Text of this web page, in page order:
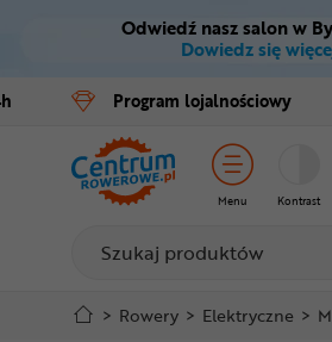
Menu główne
Informacje o
Szczegółowe
Stopka
Odwiedź nasz salon w
Dowiedz się
Program lojalnościowy
Menu Kontrast
Rowery
E-bike
Części
Akcesoria
Odzież
> Rowery > Elektryczne >